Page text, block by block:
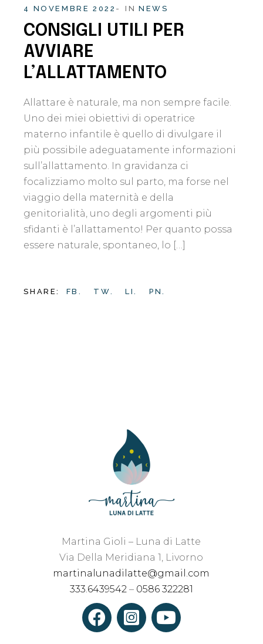
4 NOVEMBRE 2022 IN NEWS
CONSIGLI UTILI PER
AVVIARE
L’ALLATTAMENTO
Allattare è naturale, ma non sempre facile.
Uno dei miei obiettivi di operatrice
materno infantile è quello di divulgare il
più possibile adeguatamente informazioni
sull’allattamento. In gravidanza ci
focalizziamo molto sul parto, ma forse nel
viaggio della maternità e della
genitorialità, uno degli argomenti più
sfidanti è l’allattamento! Per quanto possa
essere naturale, spontaneo, lo […]
SHARE: FB. TW. LI. PN.
Martina Gioli – Luna di Latte
Via Della Meridiana 1, Livorno
martinalunadilatte@gmail.com
333.6439542 – 0586 322281